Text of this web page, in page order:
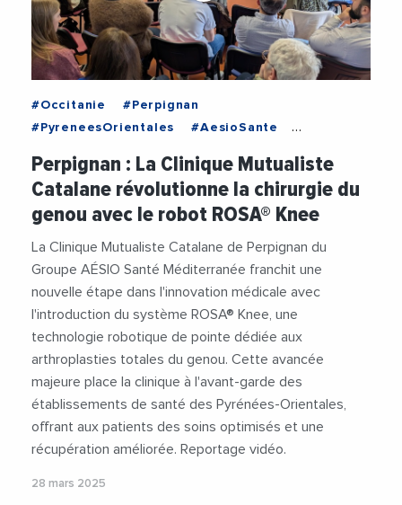
#Occitanie
#Perpignan
#PyreneesOrientales
#AesioSante
#Medecine
#Medtech #Robot
#Sante
#Technologie
#Videos
Perpignan : La Clinique Mutualiste
Catalane révolutionne la chirurgie du
genou avec le robot ROSA® Knee
La Clinique Mutualiste Catalane de Perpignan du
Groupe AÉSIO Santé Méditerranée franchit une
nouvelle étape dans l'innovation médicale avec
l'introduction du système ROSA® Knee, une
technologie robotique de pointe dédiée aux
arthroplasties totales du genou. Cette avancée
majeure place la clinique à l'avant-garde des
établissements de santé des Pyrénées-Orientales,
offrant aux patients des soins optimisés et une
récupération améliorée. Reportage vidéo.
28 mars 2025